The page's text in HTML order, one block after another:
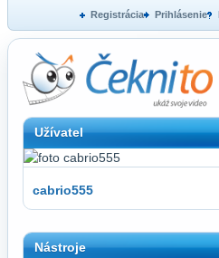
Registrácia Prihlásenie
Užívatel
cabrio555
Nástroje